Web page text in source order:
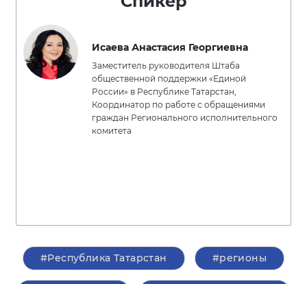
Исаева Анастасия Георгиевна
Заместитель руководителя Штаба
общественной поддержки «Единой
России» в Республике Татарстан,
Координатор по работе с обращениями
граждан Регионального исполнительного
комитета
#Республика Татарстан #регионы